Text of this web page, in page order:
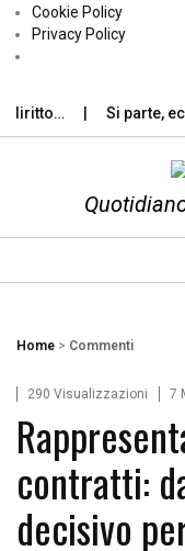
Cookie Policy
Privacy Policy
Si parte, ecco
Home > Commenti
290 Visualizzazioni 7
contratti:
decisivo